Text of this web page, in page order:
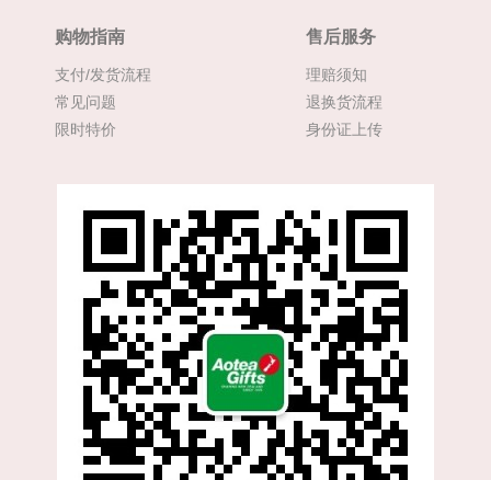
购物指南
支付/发货流程
常见问题
限时特价
售后服务
理赔须知
退换货流程
身份证上传